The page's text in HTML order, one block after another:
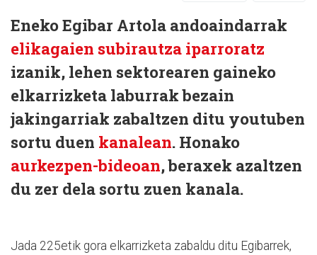
Eneko Egibar Artola andoaindarrak
elikagaien subirautza iparroratz
izanik, lehen sektorearen gaineko
elkarrizketa laburrak bezain
jakingarriak zabaltzen ditu youtuben
sortu duen kanalean. Honako
aurkezpen-bideoan, beraxek azaltzen
du zer dela sortu zuen kanala.
Jada 225etik gora elkarrizketa zabaldu ditu Egibarrek,